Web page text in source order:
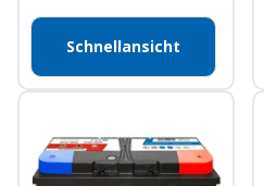
Schnellansicht